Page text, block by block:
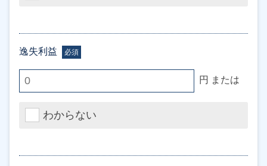
逸失利益 必須
円 または
わからない